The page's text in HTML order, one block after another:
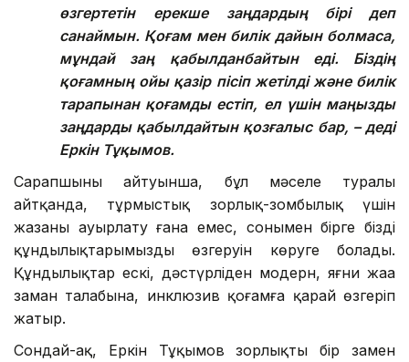
өзгертетін ерекше заңдардың бірі деп
санаймын. Қоғам мен билік дайын болмаса,
мұндай заң қабылданбайтын еді. Біздің
қоғамның ойы қазір пісіп жетілді және билік
тарапынан қоғамды естіп, ел үшін маңызды
заңдарды қабылдайтын қозғалыс бар, – деді
Еркін Тұқымов.
Сарапшының айтуынша, бұл мәселе туралы
айтқанда, тұрмыстық зорлық-зомбылық үшін
жазаны ауырлату ғана емес, сонымен бірге біздің
құндылықтарымыздың өзгеруін көруге болады.
Құндылықтар ескі, дәстүрліден модерн, яғни жаңа
заман талабына, инклюзив қоғамға қарай өзгеріп
жатыр.
Сондай-ақ, Еркін Тұқымов зорлықты бір заңмен